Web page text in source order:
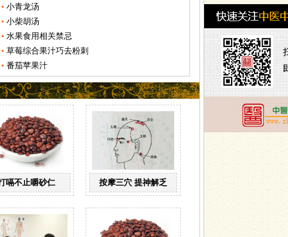
小青龙汤
小柴胡汤
水果食用相关禁忌
草莓综合果汁巧去粉刺
番茄苹果汁
嗝不止嚼砂仁 按摩三穴 提神解乏